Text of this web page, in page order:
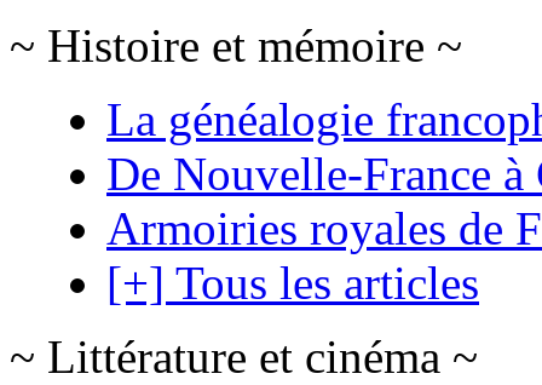
~ Histoire et mémoire ~
La généalogie
De Nouvelle-France à
Armoiries royales de
[+] Tous les articles
~ Littérature et cinéma ~